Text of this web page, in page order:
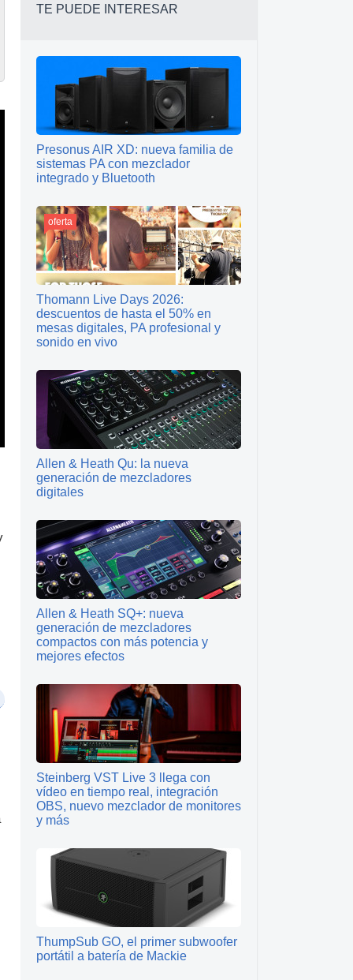
TE PUEDE INTERESAR
Presonus AIR XD: nueva familia de
sistemas PA con mezclador
integrado y Bluetooth
oferta
Thomann Live Days 2026:
descuentos de hasta el 50% en
mesas digitales, PA profesional y
sonido en vivo
Allen & Heath Qu: la nueva
generación de mezcladores
digitales
Allen & Heath SQ+: nueva
generación de mezcladores
compactos con más potencia y
mejores efectos
Steinberg VST Live 3 llega con
vídeo en tiempo real, integración
OBS, nuevo mezclador de monitores
y más
ThumpSub GO, el primer subwoofer
portátil a batería de Mackie